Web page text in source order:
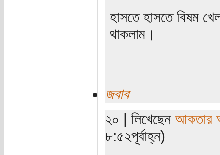
হাসতে হাসতে বিষম
থাকলাম।
জবাব
২০ | লিখেছেন আকতার
৮:৫২পূর্বাহ্ন)